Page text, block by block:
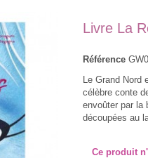
Livre La
Référence
Le Grand Nord
célèbre conte
envoûter par la
découpées au
Ce produit